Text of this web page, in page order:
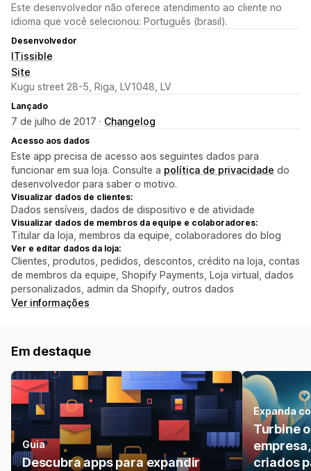
Este desenvolvedor não oferece atendimento ao cliente no
idioma que você selecionou: Português (brasil).
Desenvolvedor
ITissible
Site
Kugu street 28-5, Riga, LV1048, LV
Lançado
7 de julho de 2017 · Changelog
Acesso aos dados
Este app precisa de acesso aos seguintes dados para
funcionar em sua loja. Consulte a política de privacidade do
desenvolvedor para saber o motivo.
Visualizar dados de clientes:
Dados sensíveis, dados de dispositivo e de atividade
Visualizar dados de membros da equipe e colaboradores:
Titular da loja, membros da equipe, colaboradores do blog
Ver e editar dados da loja:
Clientes, produtos, pedidos, descontos, crédito na loja, contas
de membros da equipe, Shopify Payments, Loja virtual, dados
personalizados, admin da Shopify, outros dados
Ver informações
Em destaque
Guia
Descubra apps para expandir
Expanda
Turbine
criados